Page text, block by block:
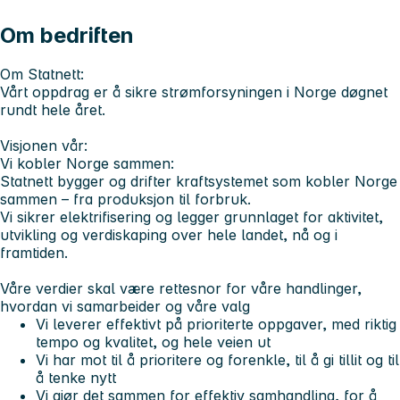
Om bedriften
Om Statnett:
Vårt oppdrag er å sikre strømforsyningen i Norge døgnet
rundt hele året.
Visjonen vår:
Vi kobler Norge sammen:
Statnett bygger og drifter kraftsystemet som kobler Norge
sammen – fra produksjon til forbruk.
Vi sikrer elektrifisering og legger grunnlaget for aktivitet,
utvikling og verdiskaping over hele landet, nå og i
framtiden.
Våre verdier skal være rettesnor for våre handlinger,
hvordan vi samarbeider og våre valg
Vi leverer effektivt på prioriterte oppgaver, med riktig
tempo og kvalitet, og hele veien ut
Vi har mot til å prioritere og forenkle, til å gi tillit og til
å tenke nytt
Vi gjør det sammen for effektiv samhandling, for å